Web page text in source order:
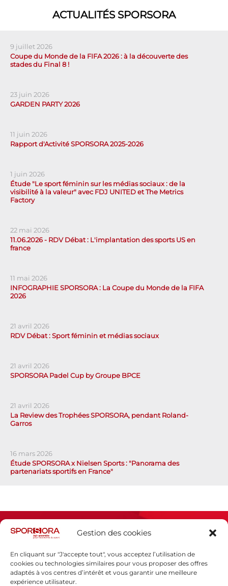
Gestion des cookies
En cliquant sur "J'accepte tout", vous acceptez l’utilisation de
cookies ou technologies similaires pour vous proposer des offres
adaptés à vos centres d’intérêt et vous garantir une meilleure
expérience utilisateur.
ACTUALITÉS SPORSORA
9 juillet 2026
Coupe du Monde de la FIFA 2026 : à la découverte des
stades du Final 8 !
23 juin 2026
GARDEN PARTY 2026
11 juin 2026
Rapport d'Activité SPORSORA 2025-2026
1 juin 2026
Étude "Le sport féminin sur les médias sociaux : de la
visibilité à la valeur" avec FDJ UNITED et The Metrics
Factory
22 mai 2026
11.06.2026 - RDV Débat : L'implantation des sports US en
france
11 mai 2026
INFOGRAPHIE SPORSORA : La Coupe du Monde de la FIFA
2026
21 avril 2026
RDV Débat : Sport féminin et médias sociaux
21 avril 2026
SPORSORA Padel Cup by Groupe BPCE
21 avril 2026
La Review des Trophées SPORSORA, pendant Roland-
Garros
16 mars 2026
Étude SPORSORA x Nielsen Sports : "Panorama des
partenariats sportifs en France"
Espace presse